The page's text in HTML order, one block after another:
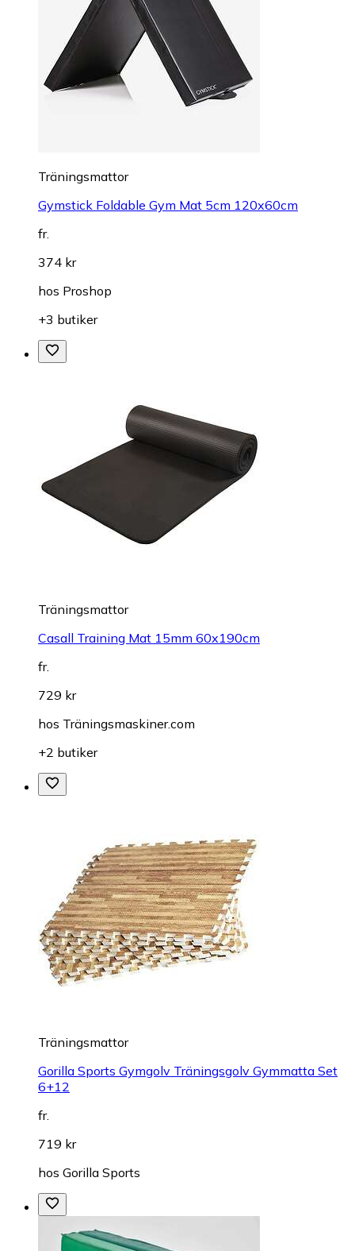
Träningsmattor
Gymstick Foldable Gym Mat 5cm 120x60cm
fr.
374 kr
hos Proshop
+3 butiker
Träningsmattor
Casall Training Mat 15mm 60x190cm
fr.
729 kr
hos Träningsmaskiner.com
+2 butiker
Träningsmattor
Gorilla Sports Gymgolv Träningsgolv Gymmatta Set
6+12
fr.
719 kr
hos Gorilla Sports